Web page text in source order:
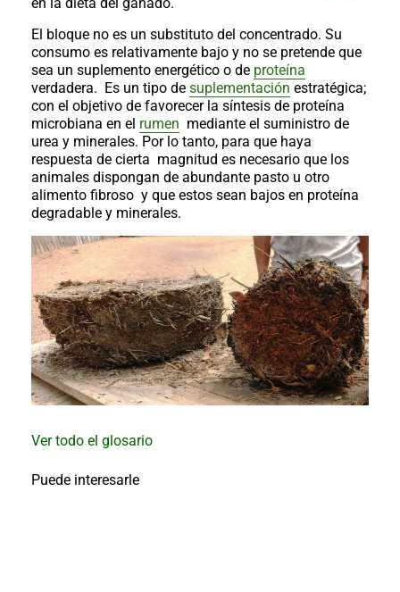
boletín
Acuicultura
Agricultura
de
precisión
Apicultura
Avicultura
Cultivos
Ganadería
Hidroponía
Pastos
Forrajes
Ovinos
caprinos
Porcino
Post-
Cosecha
El bloque no es un substituto del concentrado. Su
consumo es relativamente bajo y no se pretende que
sea un suplemento energético o de proteína
verdadera. Es un tipo de suplementación estratégica;
con el objetivo de favorecer la síntesis de proteína
microbiana en el rumen mediante el suministro de
urea y minerales. Por lo tanto, para que haya
respuesta de cierta magnitud es necesario que los
animales dispongan de abundante pasto u otro
alimento fibroso y que estos sean bajos en proteína
degradable y minerales.
Ver todo el glosario
Puede interesarle